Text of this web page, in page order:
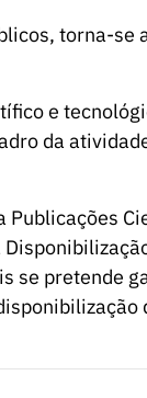
torna-se
e
da
Publicações
se pretende